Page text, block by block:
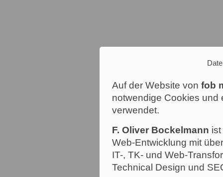
Auf der Website von fob
notwendige Cookies und
verwendet.
F. Oliver Bockelmann
Web-Entwicklung mit
IT-, TK- und Web-
Technical Design und